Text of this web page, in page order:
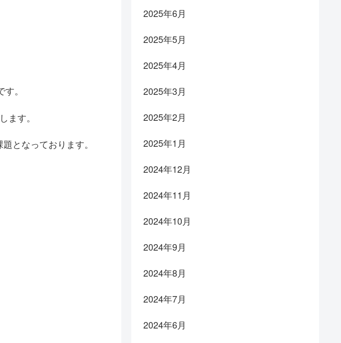
。
ます。
となっております。
2025年6月
2025年5月
2025年4月
2025年3月
2025年2月
2025年1月
2024年12月
2024年11月
2024年10月
2024年9月
2024年8月
2024年7月
2024年6月